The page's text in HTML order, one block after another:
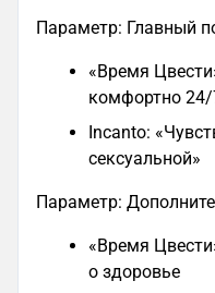
Параметр: Главный
«Время
комфортно 24/
Incanto:
сексуальной»
Параметр:
«Время
о здоровье